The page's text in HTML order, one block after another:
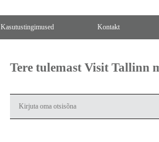
Kasutustingimused Kontakt
Tere tulemast Visit Tallinn